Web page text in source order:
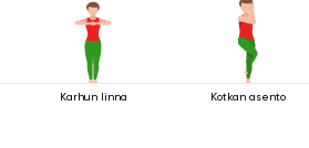
Karhun linna Kotkan asento